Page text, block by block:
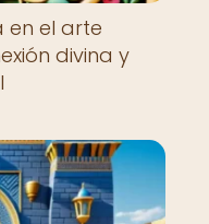
en el arte
divina y